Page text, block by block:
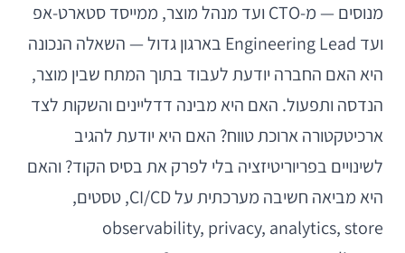
מנוסים — מ-CTO ועד מנהל מוצר, ממייסד סטארט-אפ
ועד Engineering Lead בארגון גדול — השאלה הנכונה
היא האם החברה יודעת לעבוד בתוך המתח שבין מוצר,
הנדסה ותפעול. האם היא מבינה דדליינים והשקות לצד
ארכיטקטורה ארוכת טווח? האם היא יודעת להגיב
לשינויים בפריוריטיזציה בלי לפרק את בסיס הקוד? והאם
היא מביאה חשיבה מערכתית על CI/CD, טסטים,
observability, privacy, analytics, store